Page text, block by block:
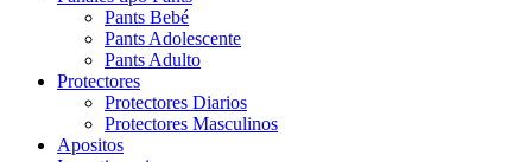
Pants Bebé
Pants Adolescente
Pants Adulto
Protectores
Protectores Diarios
Protectores Masculinos
Apositos